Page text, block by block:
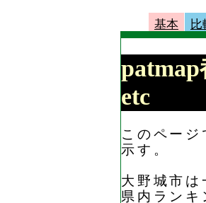
基本 比
etc
このページ
示す。
大野城市
県内ラン